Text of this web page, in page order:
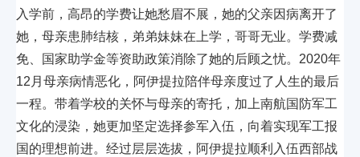
入学前，高昂的学费让她愁眉不展，她的父亲因病离开了
她，母亲患肺结核，弟弟妹妹在上学，哥哥无业。学费减
免、国家助学金等资助政策消除了她的后顾之忧。2020年
12月母亲病情恶化，阿伊提拉陪伴母亲度过了人生的最后
一程。带着学校的关怀与母亲的寄托，加上南航国防军工
文化的浸染，她更加坚定选择参军入伍，向着实现军工报
国的理想前进。经过层层选拔，阿伊提拉顺利入伍西部战